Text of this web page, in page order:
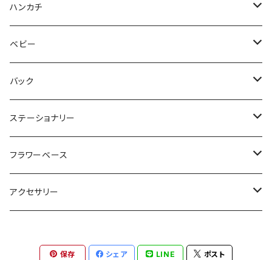
ハンカチ
Wpc.
ベビー
albetta
バック
Yasmine Simon
formuniform
ステーショナリー
ロディア
ボールペン
フラワーベース
TseTse
アクセサリー
保存 シェア LINE ポスト